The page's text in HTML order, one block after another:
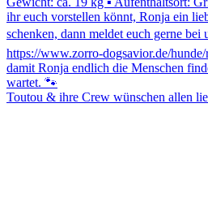
Toutou & ihre Crew wünschen allen